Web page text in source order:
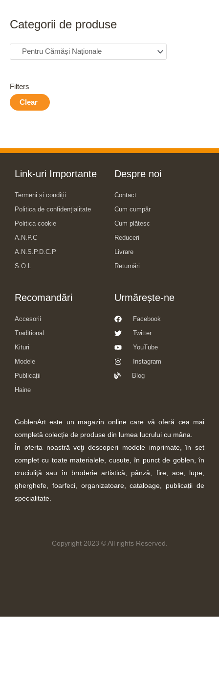
Categorii de produse
Filters
Clear
Link-uri Importante
Termeni și condiții
Politica de confidențialitate
Politica cookie
A.N.P.C
A.N.S.P.D.C.P
S.O.L
Despre noi
Contact
Cum cumpăr
Cum plătesc
Reduceri
Livrare
Returnări
Recomandări
Accesorii
Traditional
Kituri
Modele
Publicații
Haine
Urmărește-ne
Facebook
Twitter
YouTube
Instagram
Blog
GoblenArt este un magazin online care vă oferă cea mai
completă colecție de produse din lumea lucrului cu mâna.
În oferta noastră veţi descoperi modele imprimate, în set
complet cu toate materialele, cusute, în punct de goblen, în
cruciuliţă sau în broderie artistică, pânză, fire, ace, lupe,
gherghefe, foarfeci, organizatoare, cataloage, publicații de
specialitate.
Copyright 2023 © All rights Reserved.